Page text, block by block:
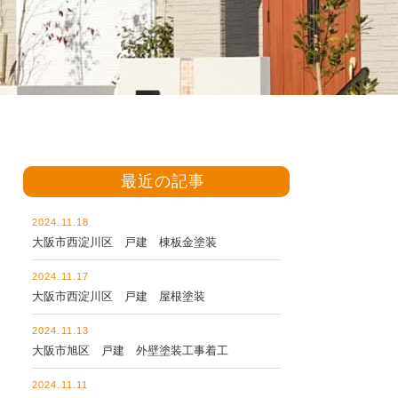
最近の記事
2024.11.18
大阪市西淀川区 戸建 棟板金塗装
2024.11.17
大阪市西淀川区 戸建 屋根塗装
2024.11.13
大阪市旭区 戸建 外壁塗装工事着工
2024.11.11